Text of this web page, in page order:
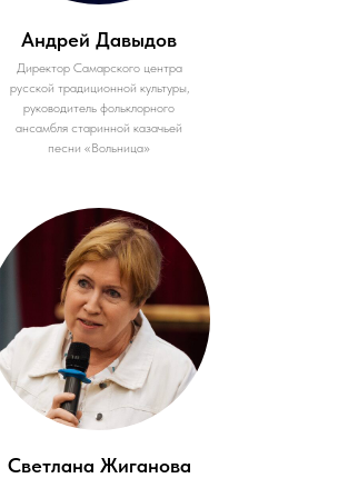
Андрей Давыдов
Директор Самарского центра
русской традиционной культуры,
руководитель фольклорного
ансамбля старинной казачьей
песни «Вольница»
Светлана Жиганова